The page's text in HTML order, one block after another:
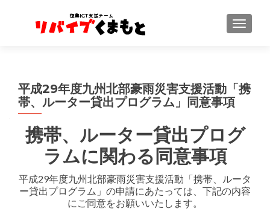
ナビゲ
平成29年度九州北部豪雨災害支援活動「携
帯、ルーター貸出プログラム」同意事項
携帯、ルーター貸出プログ
ラムに関わる同意事項
平成29年度九州北部豪雨災害支援活動「携帯、ルータ
ー貸出プログラム」の申請にあたっては、下記の内容
にご同意をお願いいたします。